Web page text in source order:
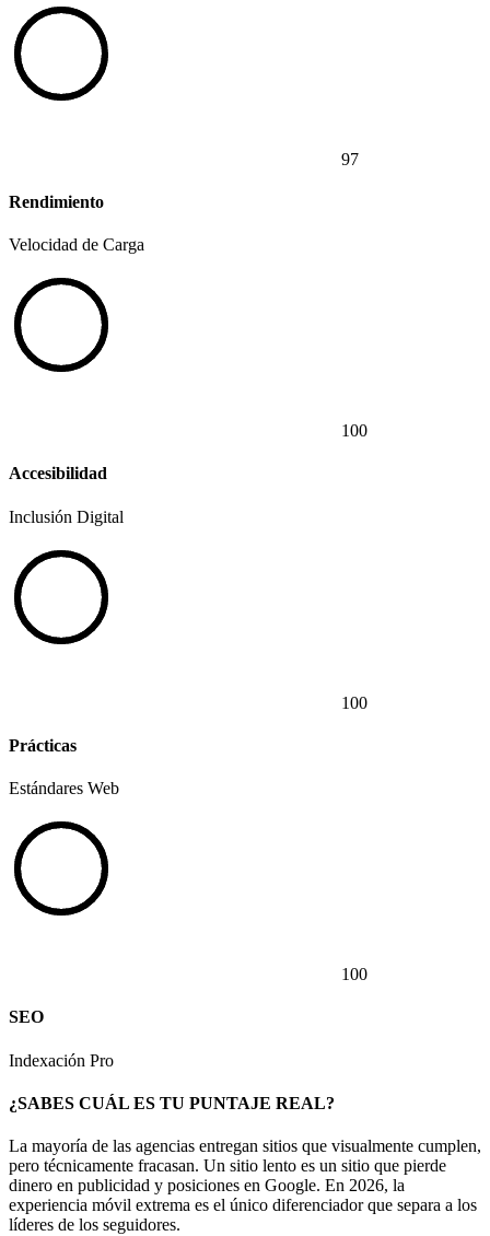
97
Rendimiento
Velocidad de Carga
100
Accesibilidad
Inclusión Digital
100
Prácticas
Estándares Web
100
SEO
Indexación Pro
¿SABES CUÁL ES TU PUNTAJE REAL?
La mayoría de las agencias entregan sitios que visualmente cumplen,
pero técnicamente fracasan. Un sitio lento es un sitio que pierde
dinero en publicidad y posiciones en Google. En 2026, la
experiencia móvil extrema es el único diferenciador que separa a los
líderes de los seguidores.